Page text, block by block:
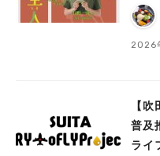
が開
2026
【
普及
ライ